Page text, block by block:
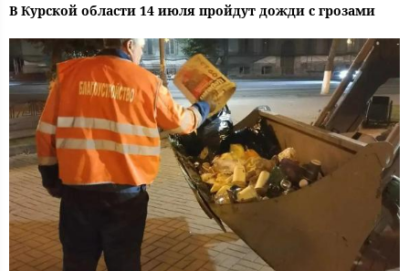
В Курской области 14 июля пройдут дожди с грозами